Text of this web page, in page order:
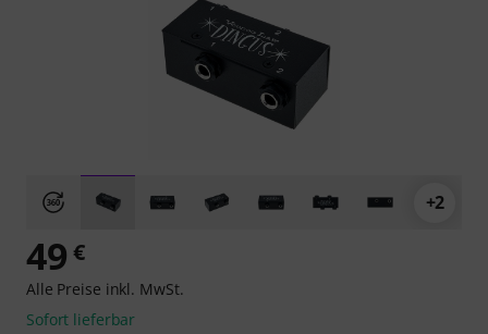
+2
49 €
Alle Preise inkl. MwSt.
Sofort lieferbar